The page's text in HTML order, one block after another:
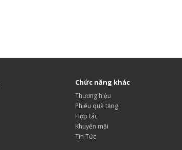
Chức năng khác
Thương hiệu
Phiếu quà tặng
Hợp tác
Khuyến mãi
Tin Tức